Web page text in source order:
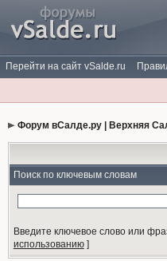
Перейти на сайт vSalde.ru
Форум вСалде.ру | Верхняя
Поиск по ключевым словам
Введите ключевое слово или
использованию]